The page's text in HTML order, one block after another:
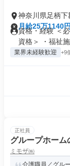
神奈川県足柄
月給25万1140
資格・経験 ＜
資格＞ ・福祉施
業界未経験歓迎 +9
正社員
グループホーム
ミモザ㈱
介護職員／グル